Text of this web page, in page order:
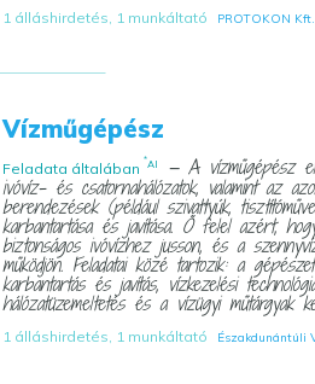
1 álláshirdetés, 1 munkáltató PROTOKON Kft.
Vízműgépész
Feladata általában *AI — A vízműgépész
ivóvíz- és csatornahálózatok, valamint az
berendezések (például szivattyúk,
karbantartása és javítása. Ő felel azért,
biztonságos ivóvízhez jusson, és a
működjön. Feladatai közé tartozik: a
karbantartás és javítás, vízkezelési
hálózatüzemeltetés és a vízügyi műtárgyak
1 álláshirdetés, 1 munkáltató Északdunántúli